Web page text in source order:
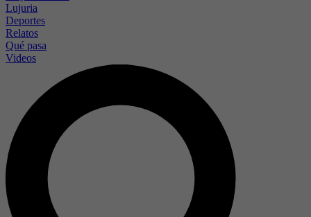
Lujuria
Deportes
Relatos
Qué pasa
Videos